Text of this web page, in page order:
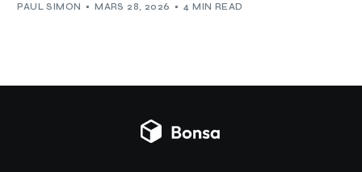
PAUL SIMON MARS 28, 2026 4 MIN READ